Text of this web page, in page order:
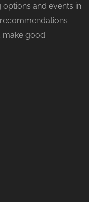
and events in
make good